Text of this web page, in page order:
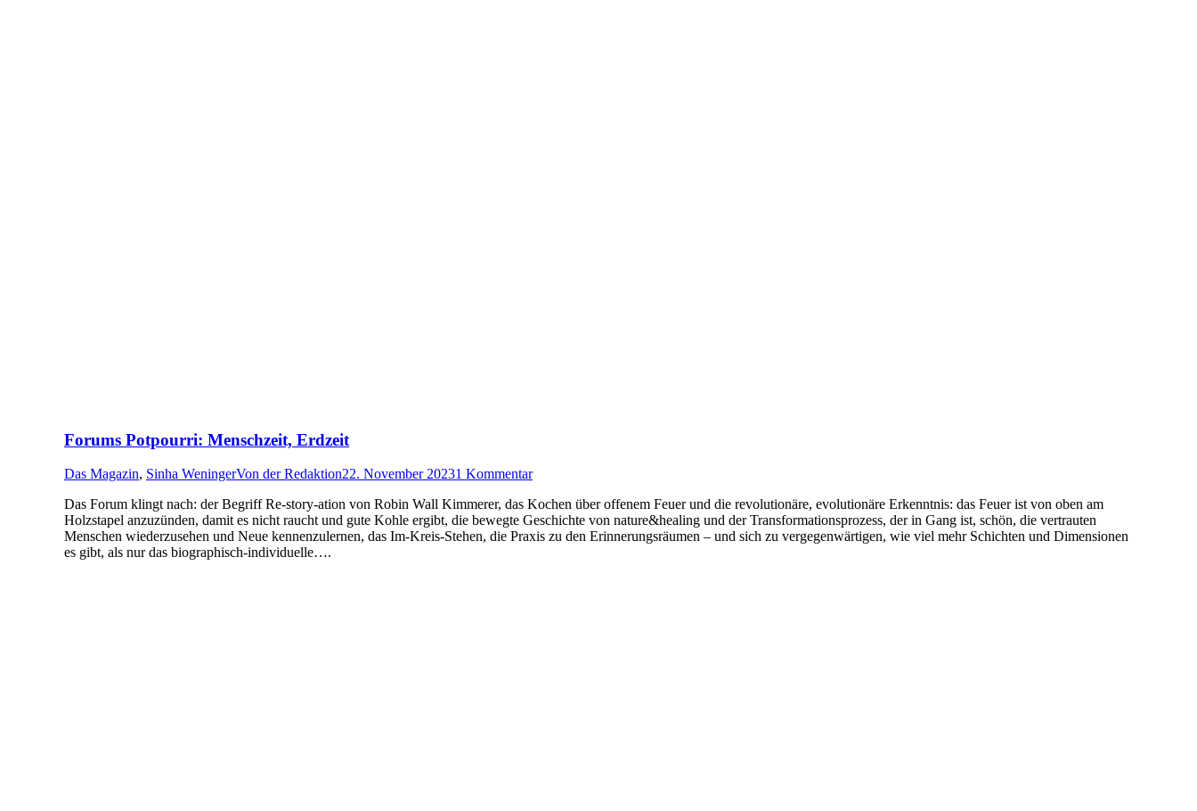
Forums Potpourri: Menschzeit, Erdzeit
Das Magazin, Sinha WeningerVon der Redaktion22. November 20231 Kommentar
Das Forum klingt nach: der Begriff Re-story-ation von Robin Wall Kimmerer, das Kochen über offenem Feuer und die revolutionäre, evolutionäre Erkenntnis: das Feuer ist von oben am
Holzstapel anzuzünden, damit es nicht raucht und gute Kohle ergibt, die bewegte Geschichte von nature&healing und der Transformationsprozess, der in Gang ist, schön, die vertrauten
Menschen wiederzusehen und Neue kennenzulernen, das Im-Kreis-Stehen, die Praxis zu den Erinnerungsräumen – und sich zu vergegenwärtigen, wie viel mehr Schichten und Dimensionen
es gibt, als nur das biographisch-individuelle….